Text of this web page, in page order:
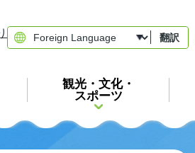
翻訳
観光・文化・
スポーツ